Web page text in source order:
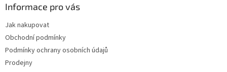
Informace pro vás
Jak nakupovat
Obchodní podmínky
Podmínky ochrany osobních údajů
Prodejny